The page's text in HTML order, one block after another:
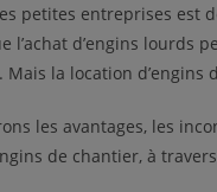
petites entreprises est
l’achat d’engins
la location
les avantages, les
de chantier, à